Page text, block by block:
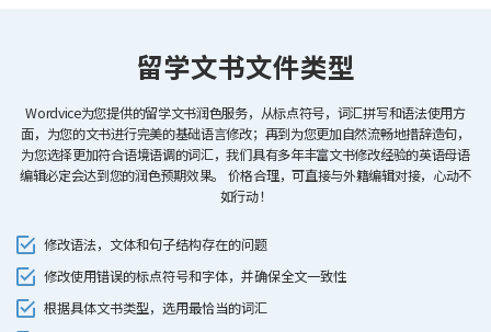
留学文书文件类型
Wordvice为您提供的留学文书润色服务，从标点符号，词汇拼写和语法使用方
面，为您的文书进行完美的基础语言修改；再到为您更加自然流畅地措辞造句，
为您选择更加符合语境语调的词汇，我们具有多年丰富文书修改经验的英语母语
编辑必定会达到您的润色预期效果。
价格合理，可直接与外籍编辑对接，心动不
如行动！
修改语法，文体和句子结构存在的问题
修改使用错误的标点符号和字体，并确保全文一致性
根据具体文书类型，选用最恰当的词汇